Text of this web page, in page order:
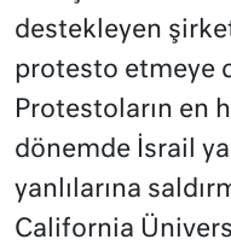
destekleyen
protesto etmeye
Protestoların en
dönemde İsrail
yanlılarına
California